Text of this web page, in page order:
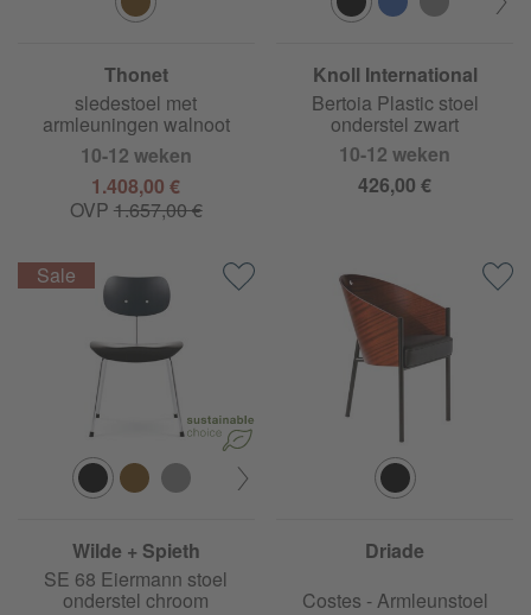
Thonet
S 64 N Pure Materials
sledestoel met
armleuningen walnoot
10-12 weken
1.408,00 €
OVP 1.657,00 €
Knoll International
Bertoia Plastic stoel
onderstel zwart
10-12 weken
426,00 €
Wilde + Spieth
SE 68 Eiermann stoel
onderstel chroom
Driade
Costes - Armleunstoel